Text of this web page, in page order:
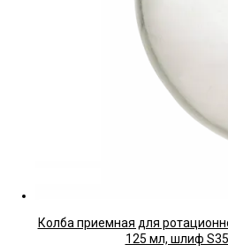
Колба приемная для
125 мл, шлиф S35